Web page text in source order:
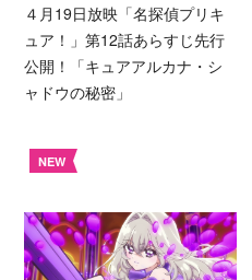
４月19日放映「名探偵プリキ
ュア！」第12話あらすじ先行
公開！「キュアアルカナ・シ
ャドウの秘密」
NEW